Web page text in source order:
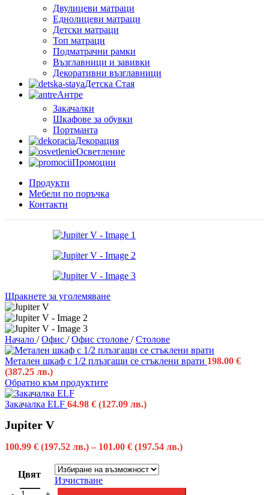
Двулицеви матраци
Еднолицеви матраци
Детски матраци
Топ матраци
Подматрачни рамки
Възглавници и завивки
Декоративни възглавници
Детска Стая
Антре
Закачалки
Шкафове за обувки
Портманта
Декорация
Осветление
Промоции
Продукти
Мебели по поръчка
Контакти
Щракнете за уголемяване
Начало / Офис / Офис столове / Столове
Метален шкаф с 1/2 плъзгащи се стъклени врати 198.00 €
(387.25 лв.)
Обратно към продуктите
Закачалка ELF 64.98 € (127.09 лв.)
Jupiter V
100.99 € (197.52 лв.) – 101.00 € (197.54 лв.)
Цвят
Изчистване